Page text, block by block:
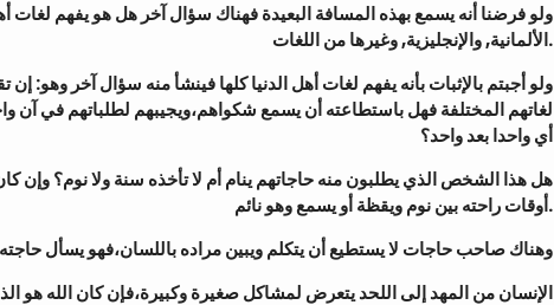
الألمانية, والإنجليزية, وغيرها من اللغات.
لغاتهم المختلفة فهل باستطاعته أن يسمع شكواهم،ويجيبهم لطلباتهم في آن
أي واحدا بعد واحد؟
أوقات راحته بين نوم ويقظة أو يسمع وهو نائم.
5 – وهناك صاحب حاجات لا يستطيع أن يتكلم ويبين مراده باللسان،فهو يسأل